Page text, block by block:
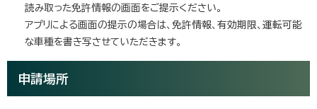
読み取った免許情報の画面をご提示ください。
アプリによる画面の提示の場合は、免許情報、有効期限、運転可能
な車種を書き写させていただきます。
申請場所